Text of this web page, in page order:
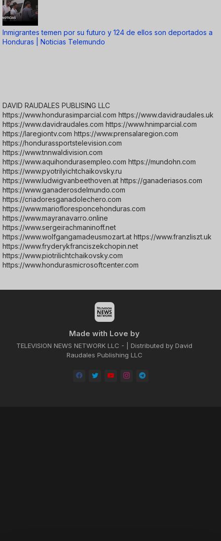
Inmigrantes temen por su futuro y 124 de ellos son deportados a
Honduras | Noticias Telemundo
DAVID RAUDALES PUBLISING LLC
https://www.hondurasimparcial.com https://www.davidraudales.uk
https://www.davidraudales.com https://www.hnimparcial.com
https://laregiontv.com https://www.prensalaregion.com
https://hondurassportstelevision.com
https://www.tnnwaldivision.com
https://www.aquihondurasempleo.com https://mundohn.com
https://www.pyotrilyichtchaikovsky.ru
https://www.ludwigvanbeethoven.at https://ganaderiasos.com
https://www.ganaderosdelmundo.com
https://criadoresganadolechero.com
https://www.mariofloresponcehonduras.com
https://www.mayranavarro.online
https://www.sergeirachmaninoff.net
https://www.wolfgangamadeusmozart.at https://www.franzliszt.uk
https://www.fryderykfranciszekchopin.net
https://www.piotrilichtchaikovsky.com
https://www.hondurasmicrosoftcenter.com
Made with Love by
TELEVISION NEWS NETWORK LLC - | Distributed by David
Raudales Publishing LLC